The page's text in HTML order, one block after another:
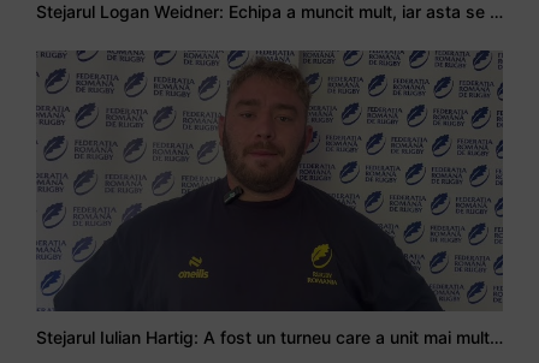
Stejarul Logan Weidner: Echipa a muncit mult, iar asta se va vedea în meciurile de la Nations Cup
Stejarul Iulian Hartig: A fost un turneu care a unit mai mult echipa